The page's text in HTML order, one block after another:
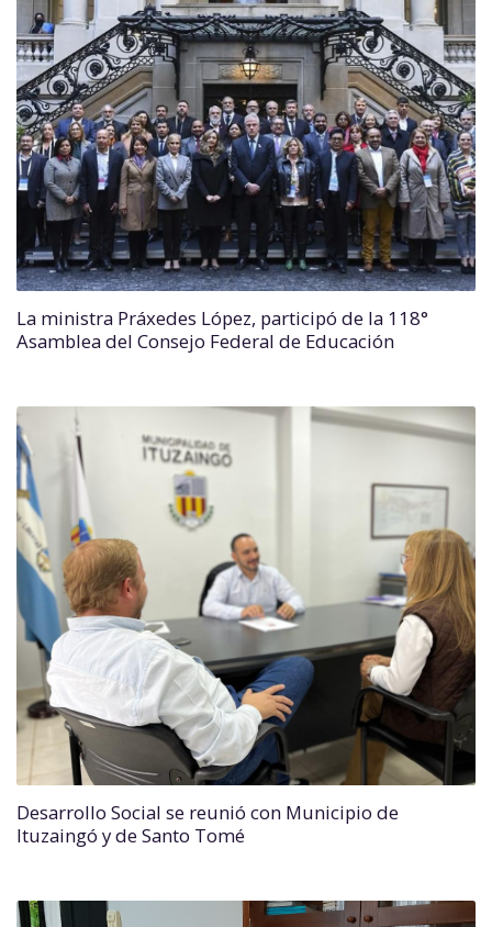
La ministra Práxedes López, participó de la 118°
Asamblea del Consejo Federal de Educación
Desarrollo Social se reunió con Municipio de
Ituzaingó y de Santo Tomé